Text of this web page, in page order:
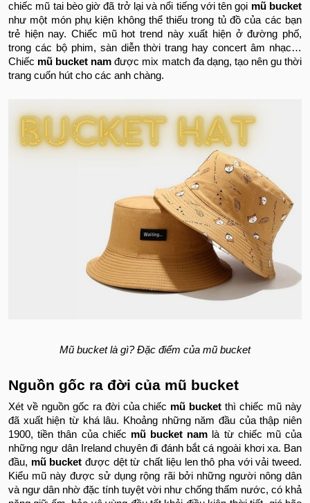
chiếc mũ tai bèo giờ đã trở lại và nổi tiếng với tên gọi mũ bucket
như một món phụ kiện không thể thiếu trong tủ đồ của các bạn
trẻ hiện nay. Chiếc mũ hot trend này xuất hiện ở đường phố,
trong các bộ phim, sàn diễn thời trang hay concert âm nhạc…
Chiếc mũ bucket namđược mix match đa dạng, tạo nên gu thời
trang cuốn hút cho các anh chàng.
Mũ bucket là gì? Đặc điểm của mũ bucket
Nguồn gốc ra đời của mũ bucket
Xét về nguồn gốc ra đời của chiếc mũ bucketthì chiếc mũ này
đã xuất hiện từ khá lâu. Khoảng những năm đầu của thập niên
1900, tiền thân của chiếc mũ bucket nam là từ chiếc mũ của
những ngư dân Ireland chuyên đi đánh bắt cá ngoài khơi xa. Ban
đầu, mũ bucketđược dệt từ chất liệu len thô pha với vải tweed.
Kiểu mũ này được sử dụng rộng rãi bởi những người nông dân
và ngư dân nhờ đặc tính tuyệt vời như chống thấm nước, có khả